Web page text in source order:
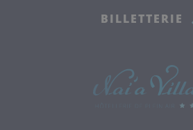
BILLETTERIE